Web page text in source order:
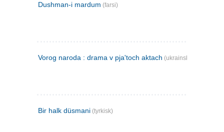
Dushman-i mardum (farsi)
Vorog naroda : drama v pja'toch aktach (ukrainsk)
Bir halk düsmani (tyrkisk)